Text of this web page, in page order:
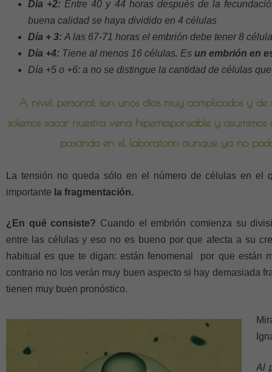
Día +2: Entre 40 y 44 horas después de la
buena calidad se haya dividido en 4 células
Día + 3: A las 67-71 horas el embrión debe tener 8
Día +4: Tiene al menos 16 células. Es un embrión en
Día +5 o +6: a no se distingue la cantidad de células
A nivel personal son unos días muy complicados y de
solemos sacar nuestra vena hiperresponsable y
pasando en el laboratorio aunque ya no
La tensión no queda sólo en el número de células en el
importante la fragmentación.
¿En qué consiste? Cuando el embrión comienza su
entre las células y eso no es bueno por que afecta a su
habitual es que te digan: están fenomenal por que están
contrario no los verán muy buen aspecto si hay demasiada
tienen muy buen pronóstico.
Al